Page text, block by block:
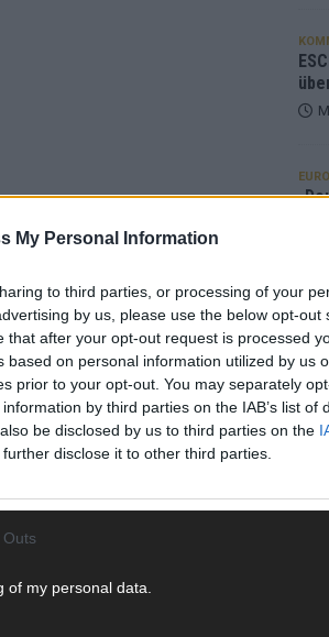
My Personal Information
to third parties, or processing of your
by us, please use the below opt-out
that after your opt-out request is processed
based on personal information utilized by us
prior to your opt-out. You may separately
by third parties on the IAB’s list of
be disclosed by us to third parties on the
disclose it to other third parties.
of my personal data.